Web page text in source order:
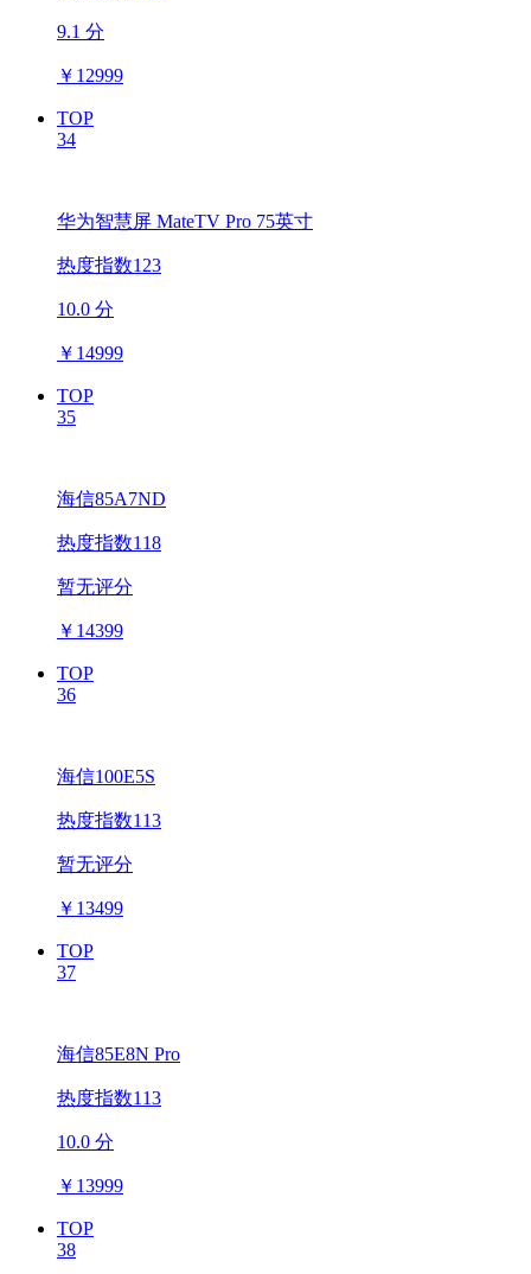
9.1 分
￥ 12999
TOP
34
华为智慧屏 MateTV Pro 75英寸
热度指数123
10.0 分
￥ 14999
TOP
35
海信85A7ND
热度指数118
暂无评分
￥ 14399
TOP
36
海信100E5S
热度指数113
暂无评分
￥ 13499
TOP
37
海信85E8N Pro
热度指数113
10.0 分
￥ 13999
TOP
38